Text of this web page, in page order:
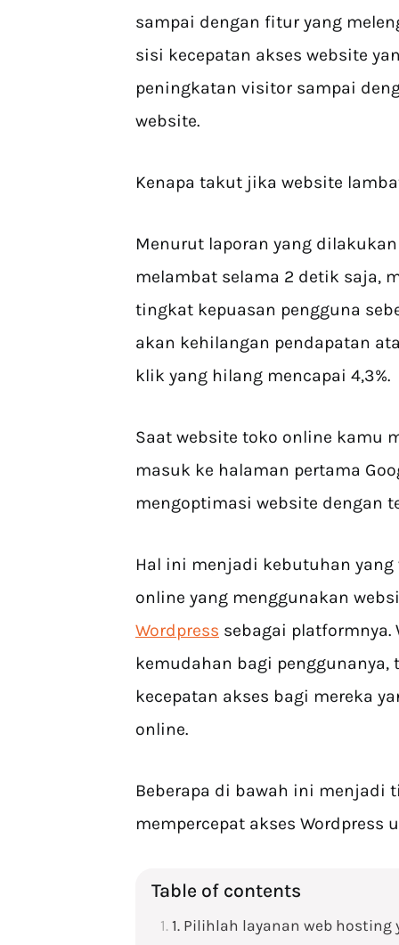
sampai dengan fitur yang
sisi kecepatan akses website
peningkatan visitor sampai
website.
Kenapa takut jika website
Menurut laporan yang
melambat selama 2 detik saja,
tingkat kepuasan pengguna
akan kehilangan pendapatan
klik yang hilang mencapai 4,3%.
Saat website toko online kamu
masuk ke halaman pertama
mengoptimasi website dengan
Hal ini menjadi kebutuhan
online yang menggunakan
Wordpress sebagai platformnya.
kemudahan bagi
kecepatan akses bagi mereka
online.
Beberapa di bawah ini menjadi
mempercepat akses Wordpress
Table of contents
1. Pilihlah layanan web